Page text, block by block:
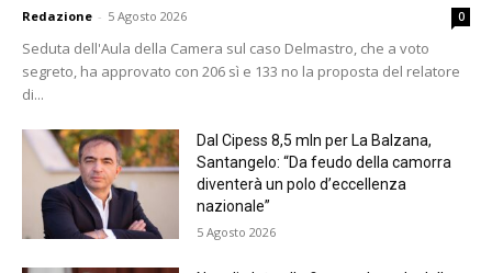
Redazione - 5 Agosto 2026 0
Seduta dell'Aula della Camera sul caso Delmastro, che a voto
segreto, ha approvato con 206 sì e 133 no la proposta del relatore
di...
Dal Cipess 8,5 mln per La Balzana,
Santangelo: “Da feudo della camorra
diventerà un polo d’eccellenza
nazionale”
5 Agosto 2026